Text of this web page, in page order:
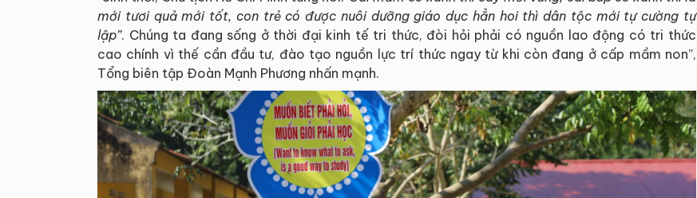
mới tươi quả mới tốt, con trẻ có được nuôi dưỡng giáo dục hẳn hoi thì dân tộc mới tự cường tự
lập”. Chúng ta đang sống ở thời đại kinh tế tri thức, đòi hỏi phải có nguồn lao động có tri thức
cao chính vì thế cần đầu tư, đào tạo nguồn lực trí thức ngay từ khi còn đang ở cấp mầm non”,
Tổng biên tập Đoàn Mạnh Phương nhấn mạnh.